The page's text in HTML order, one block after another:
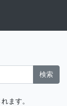
検索
ます。